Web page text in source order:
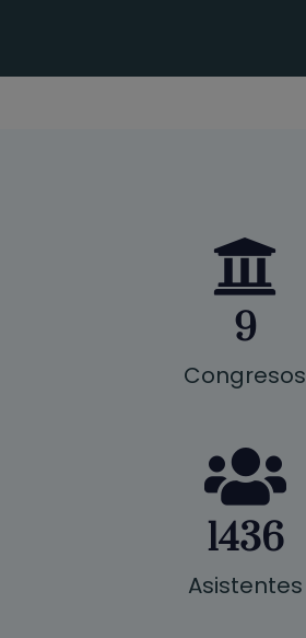
9
Congresos
1436
Asistentes